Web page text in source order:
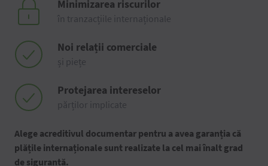
Minimizarea riscurilor
în tranzacțiile internaționale
Noi relații comerciale
și piețe
Protejarea intereselor
părților implicate
Alege acreditivul documentar pentru a avea garanția că
plățile internaționale sunt realizate la cel mai înalt grad
de siguranță.